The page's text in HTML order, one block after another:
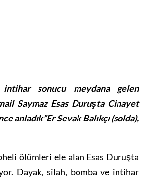
sonucu meydana gelen
Saymaz Esas Duruşta Cinayet
anladık”Er Sevak Balıkçı (solda),
ölümleri ele alan Esas Duruşta
Dayak, silah, bomba ve intihar